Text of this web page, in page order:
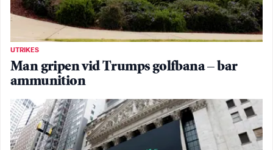
UTRIKES
Man gripen vid Trumps golfbana – bar
ammunition